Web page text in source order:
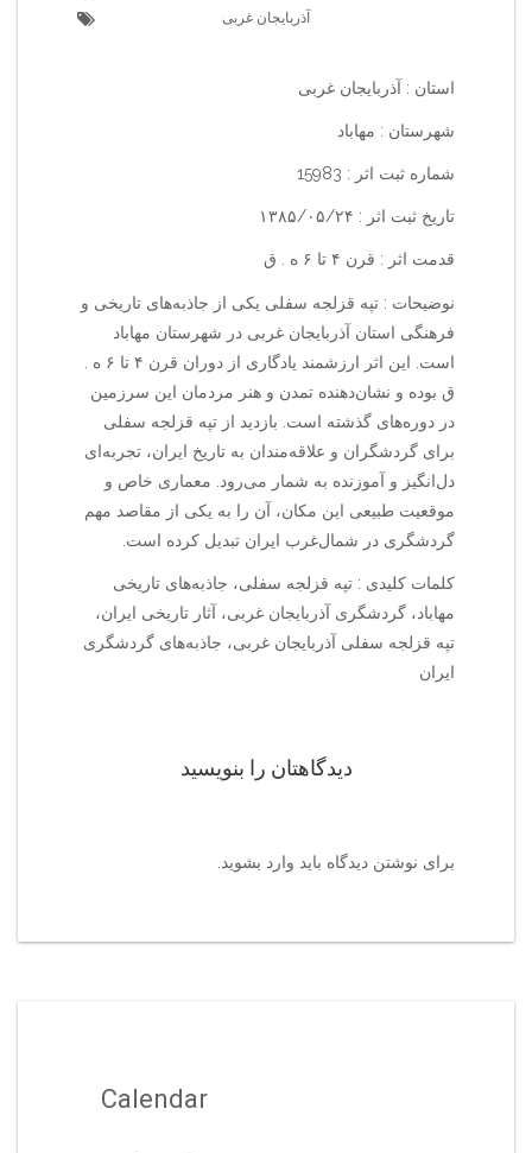
آذربایجان غربی
استان : آذربایجان غربی
شهرستان : مهاباد
شماره ثبت اثر : 15983
تاریخ ثبت اثر : ۱۳۸۵/۰۵/۲۴
قدمت اثر : قرن ۴ تا ۶ ه . ق
نوضیحات : تپه قزلجه سفلی یکی از جاذبه‌های تاریخی و
فرهنگی استان آذربایجان غربی در شهرستان مهاباد
است. این اثر ارزشمند یادگاری از دوران قرن ۴ تا ۶ ه .
ق بوده و نشان‌دهنده تمدن و هنر مردمان این سرزمین
در دوره‌های گذشته است. بازدید از تپه قزلجه سفلی
برای گردشگران و علاقه‌مندان به تاریخ ایران، تجربه‌ای
دل‌انگیز و آموزنده به شمار می‌رود. معماری خاص و
موقعیت طبیعی این مکان، آن را به یکی از مقاصد مهم
گردشگری در شمال‌غرب ایران تبدیل کرده است.
کلمات کلیدی : تپه قزلجه سفلی، جاذبه‌های تاریخی
مهاباد، گردشگری آذربایجان غربی، آثار تاریخی ایران،
تپه قزلجه سفلی آذربایجان غربی، جاذبه‌های گردشگری
ایران
دیدگاهتان را بنویسید
برای نوشتن دیدگاه باید وارد بشوید
Calendar